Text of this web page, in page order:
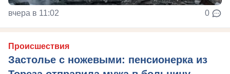
вчера в 11:02 0
Происшествия
Застолье с ножевыми: пенсионерка из